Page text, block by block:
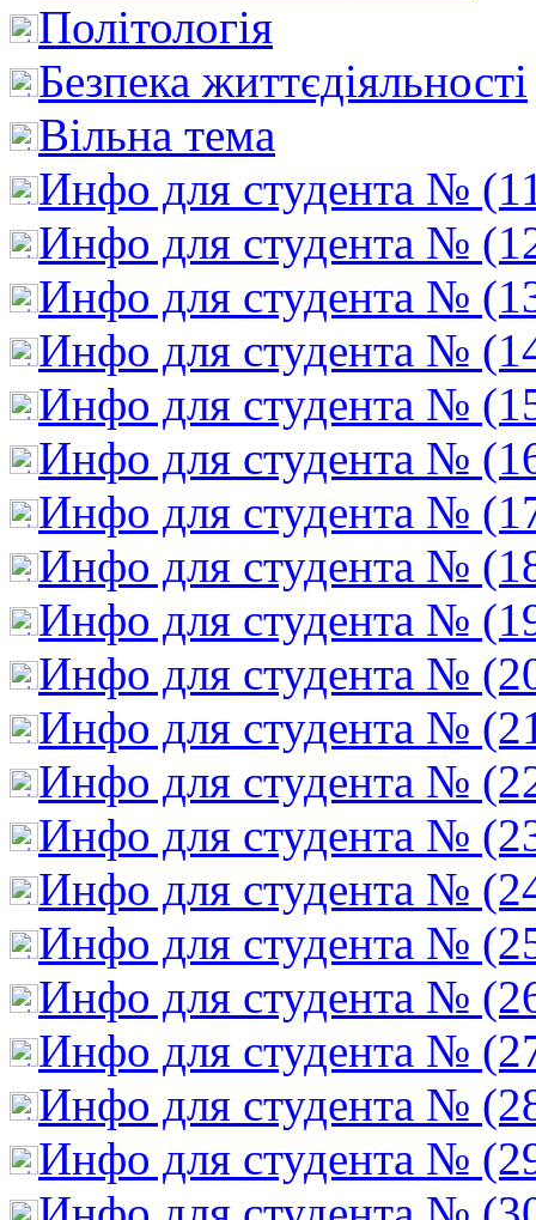
Політологія
Безпека життєдіяльності
Вільна тема
Инфо для студента №
Инфо для студента №
Инфо для студента №
Инфо для студента №
Инфо для студента №
Инфо для студента №
Инфо для студента №
Инфо для студента №
Инфо для студента №
Инфо для студента №
Инфо для студента №
Инфо для студента №
Инфо для студента №
Инфо для студента №
Инфо для студента №
Инфо для студента №
Инфо для студента №
Инфо для студента №
Инфо для студента №